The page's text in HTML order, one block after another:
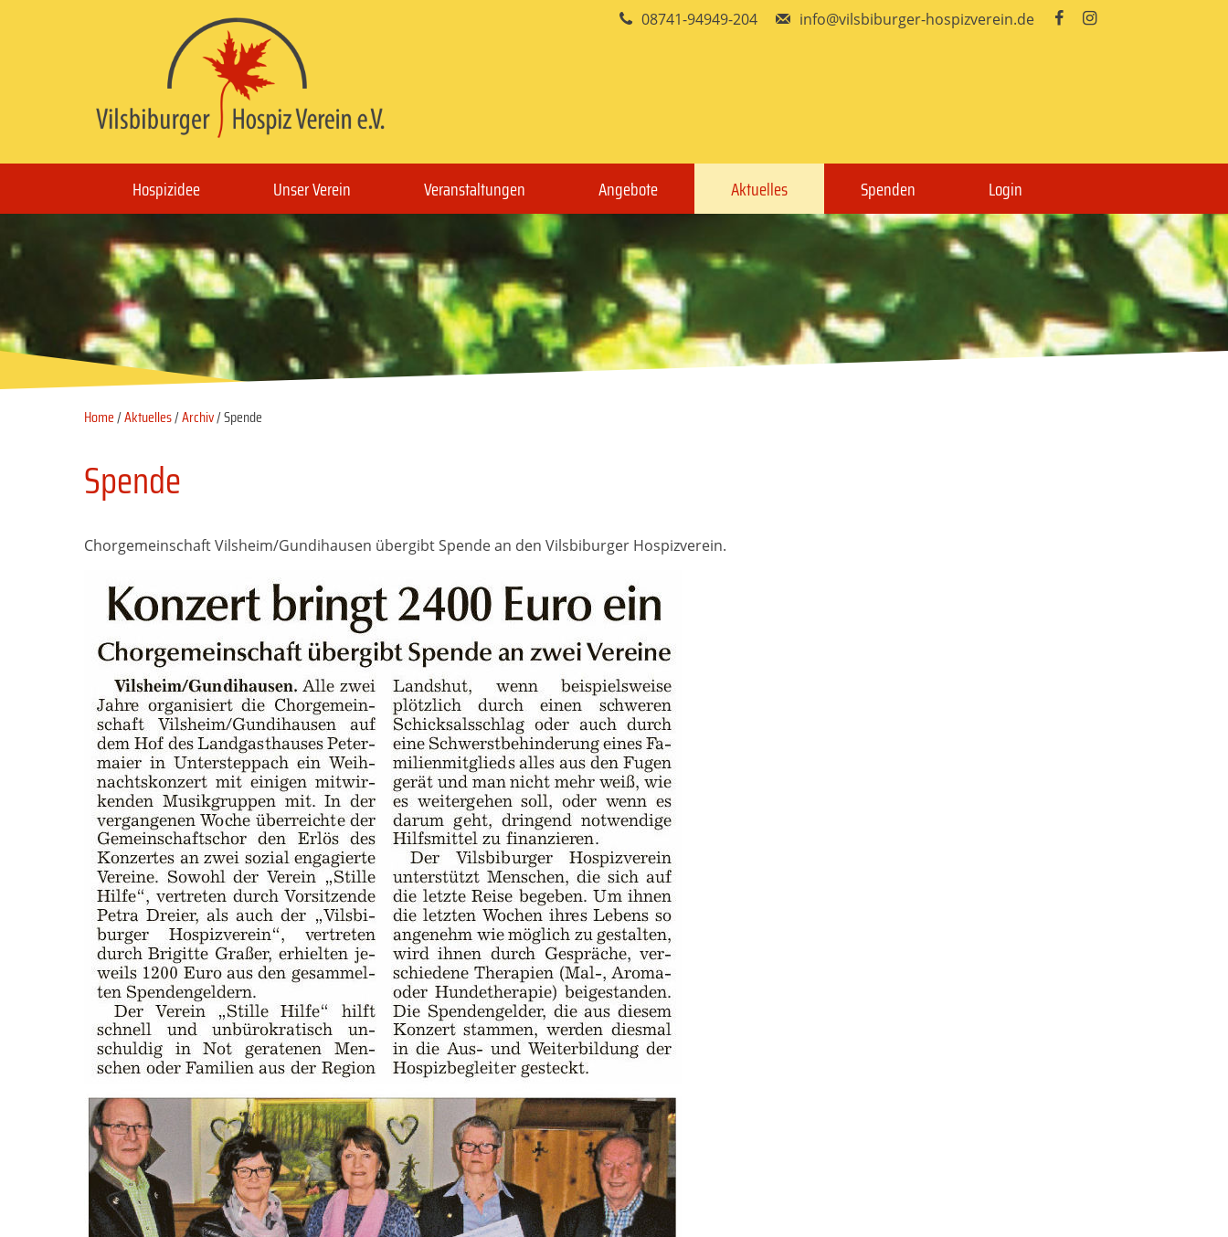
Hospizidee Unser Verein Veranstaltungen Angebote Aktuelles Spenden Login
Home/Aktuelles/Archiv/ Spende
Spende
Chorgemeinschaft Vilsheim/Gundihausen übergibt Spende an den Vilsbiburger Hospizverein.
08741-94949-204 info@vilsbiburger-hospizverein.de  